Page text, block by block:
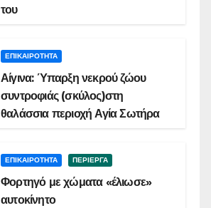
του
ΕΠΙΚΑΙΡΟΤΗΤΑ
Αίγινα: Ύπαρξη νεκρού ζώου
συντροφιάς (σκύλος)στη
θαλάσσια περιοχή Αγία Σωτήρα
ΕΠΙΚΑΙΡΟΤΗΤΑ ΠΕΡΙΕΡΓΑ
Φορτηγό με χώματα «έλιωσε»
αυτοκίνητο